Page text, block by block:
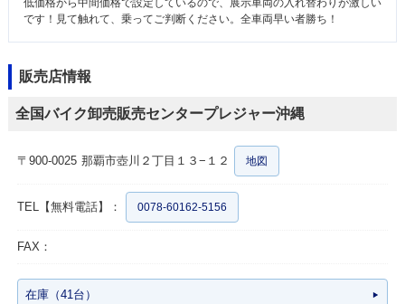
低価格から中間価格で設定しているので、展示車両の入れ替わりが激しい
です！見て触れて、乗ってご判断ください。全車両早い者勝ち！
販売店情報
全国バイク卸売販売センタープレジャー沖縄
〒900-0025 那覇市壺川２丁目１３−１２ 地図
TEL【無料電話】： 0078-60162-5156
FAX：
在庫（41台）